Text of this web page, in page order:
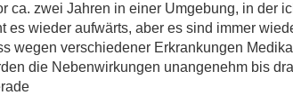
ca. zwei Jahren in einer Umgebung, in der
es wieder aufwärts, aber es sind immer
wegen verschiedener Erkrankungen
die Nebenwirkungen unangenehm bis